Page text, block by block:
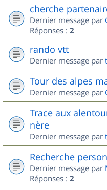
cherche
Dernier message par
Réponses : 2
rando vtt
Dernier message par
Tour des alpes
Dernier message par
Trace aux
nère
Dernier message par
Recherche
Dernier message par
Réponses : 2